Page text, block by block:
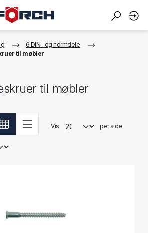
6 DIN- og normdele
til møbler
til møbler
Vis per side